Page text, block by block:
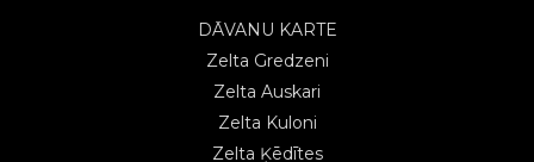
DĀVANU KARTE
Zelta Gredzeni
Zelta Auskari
Zelta Kuloni
Zelta Ķēdītes